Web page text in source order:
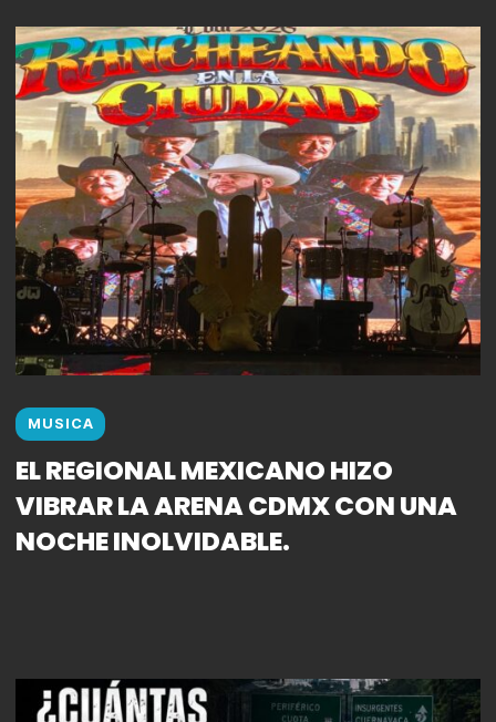
MUSICA
EL REGIONAL MEXICANO HIZO
VIBRAR LA ARENA CDMX CON UNA
NOCHE INOLVIDABLE.